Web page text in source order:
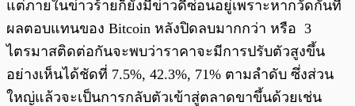
แต่ภายในข่าวร้ายก็ยังมีข่าวดีซ่อนอยู่เพราะหากวัดกันที่
ผลตอบแทนของ Bitcoin หลังปิดลบมากกว่า หรือ 3
ไตรมาสติดต่อกันจะพบว่าราคาจะมีการปรับตัวสูงขึ้น
อย่างเห็นได้ชัดที่ 7.5%, 42.3%, 71% ตามลำดับ ซึ่งส่วน
ใหญ่แล้วจะเป็นการกลับตัวเข้าสู่ตลาดขาขึ้นด้วยเช่น